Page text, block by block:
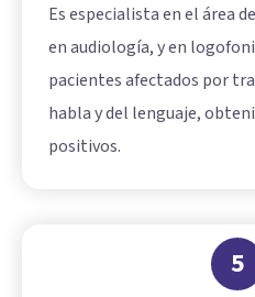
Es especialista en el área
en audiología, y en
pacientes afectados por
habla y del lenguaje,
positivos.
5